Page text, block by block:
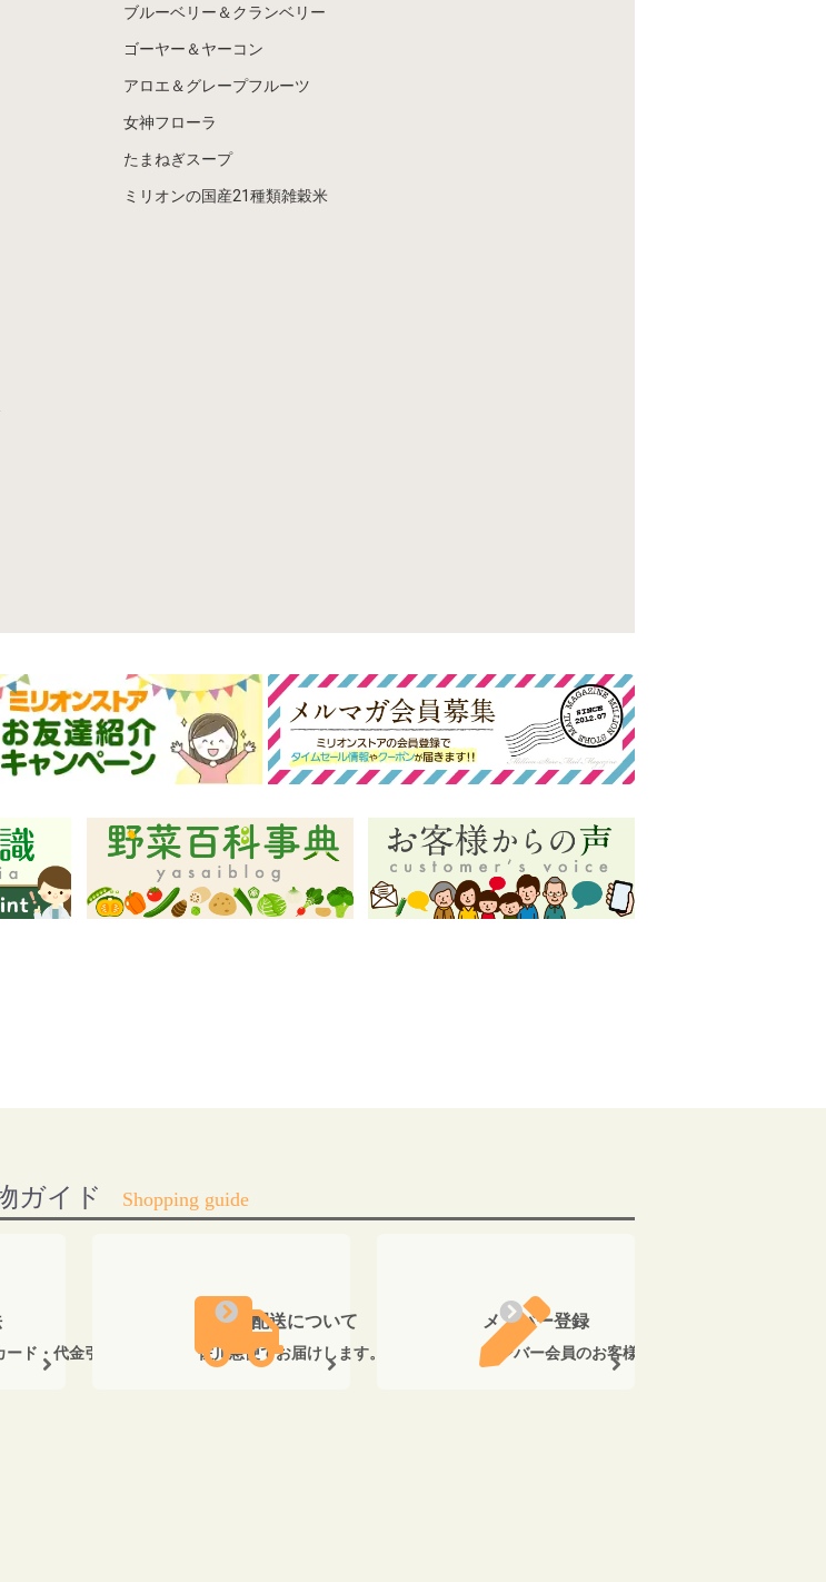
ブルーベリー＆クランベリー
ゴーヤー＆ヤーコン
アロエ＆グレープフルーツ
女神フローラ
たまねぎスープ
ミリオンの国産21種類雑穀米
ガイド
ード・代金引換がご利用いただけます。
送料・配送について
佐川急便でお届けします。
メンバー登録
メンバー会員のお客様に、ご購入金額の5％の